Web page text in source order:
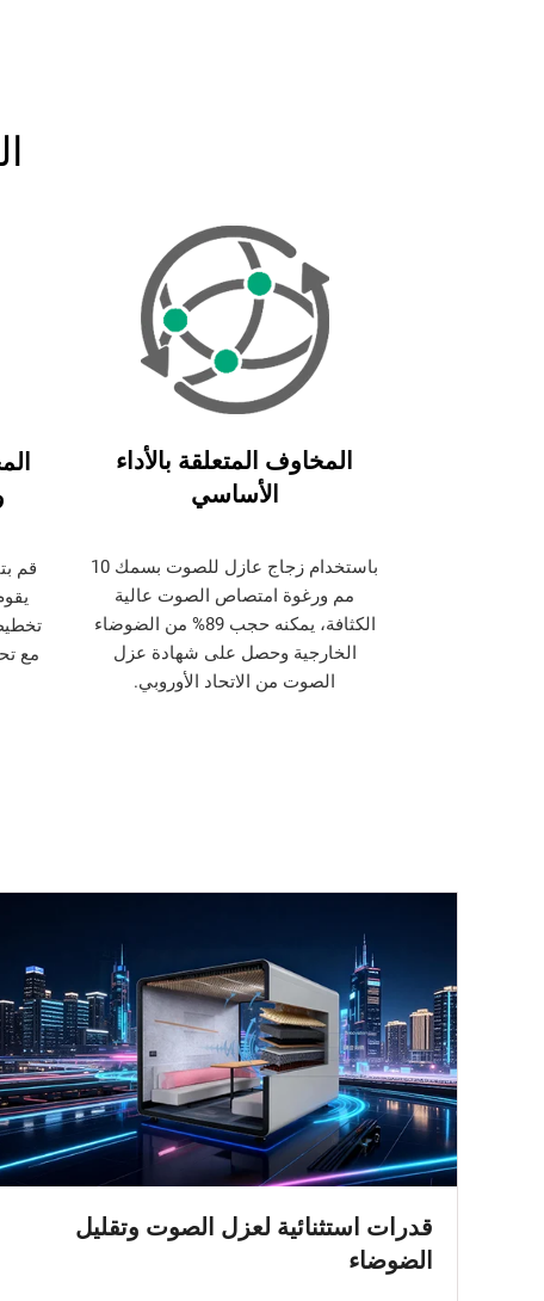
المخاوف المتعلقة بالأداء
الأساسي
باستخدام زجاج عازل للصوت بسمك 10
مم ورغوة امتصاص الصوت عالية
الكثافة، يمكنه حجب 89% من الضوضاء
الخارجية وحصل على شهادة عزل
الصوت من الاتحاد الأوروبي.
قم
مع
قدرات استثنائية لعزل الصوت وتقليل
الضوضاء